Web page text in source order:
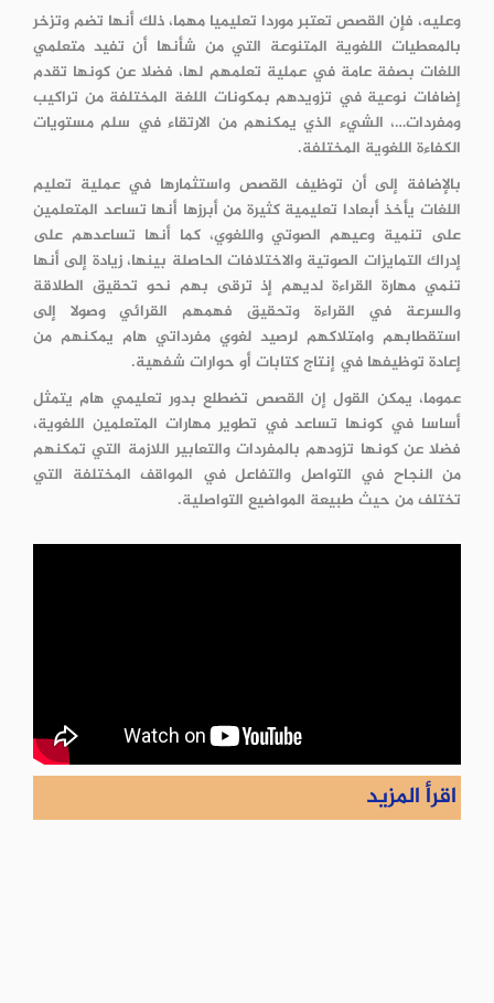
وعليه، فإن القصص تعتبر موردا تعليميا مهما، ذلك أنها تضم وتزخر
بالمعطيات اللغوية المتنوعة التي من شأنها أن تفيد متعلمي
اللغات بصفة عامة في عملية تعلمهم لها، فضلا عن كونها تقدم
إضافات نوعية في تزويدهم بمكونات اللغة المختلفة من تراكيب
ومفردات…، الشيء الذي يمكنهم من الارتقاء في سلم مستويات
الكفاءة اللغوية المختلفة.
بالإضافة إلى أن توظيف القصص واستثمارها في عملية تعليم
اللغات يأخذ أبعادا تعليمية كثيرة من أبرزها أنها تساعد المتعلمين
على تنمية وعيهم الصوتي واللغوي، كما أنها تساعدهم على
إدراك التمايزات الصوتية والاختلافات الحاصلة بينها، زيادة إلى أنها
تنمي مهارة القراءة لديهم إذ ترقى بهم نحو تحقيق الطلاقة
والسرعة في القراءة وتحقيق فهمهم القرائي وصولا إلى
استقطابهم وامتلاكهم لرصيد لغوي مفرداتي هام يمكنهم من
إعادة توظيفها في إنتاج كتابات أو حوارات شفهية.
عموما، يمكن القول إن القصص تضطلع بدور تعليمي هام يتمثل
أساسا في كونها تساعد في تطوير مهارات المتعلمين اللغوية،
فضلا عن كونها تزودهم بالمفردات والتعابير اللازمة التي تمكنهم
من النجاح في التواصل والتفاعل في المواقف المختلفة التي
تختلف من حيث طبيعة المواضيع التواصلية.
اقرأ المزيد